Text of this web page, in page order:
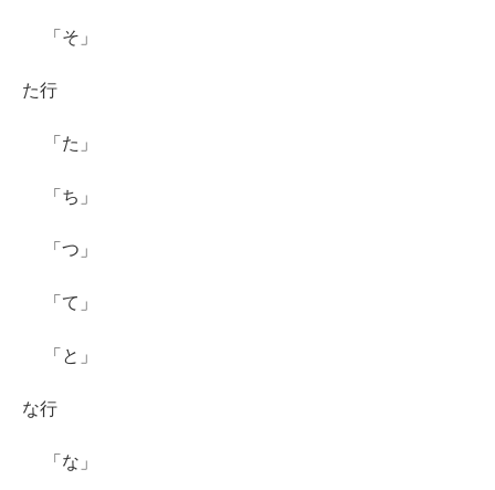
「そ」
た行
「た」
「ち」
「つ」
「て」
「と」
な行
「な」